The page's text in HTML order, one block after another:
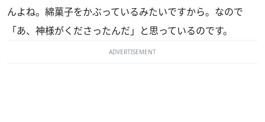
んよね。綿菓子をかぶっているみたいですから。なので
「あ、神様がくださったんだ」と思っているのです。
ADVERTISEMENT